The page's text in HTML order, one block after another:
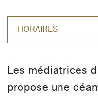
HORAIRES
Les médiatrices
propose une